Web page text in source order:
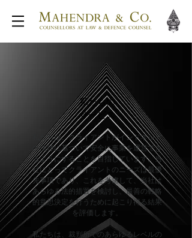
私たちの
サービス
私たちは、クライアントがインドネシア
の法律に基づいて安全に事業を運営でき
るようにすることを目指しています。当
社にとってクライアントのニーズは最優
先事項であり、これを考慮して、当社は
あらゆる法的措置を検討し、最善の戦略
的意思決定を行うために起こり得る結果
を評価します。
私たちは、裁判所でのあらゆるレベルの